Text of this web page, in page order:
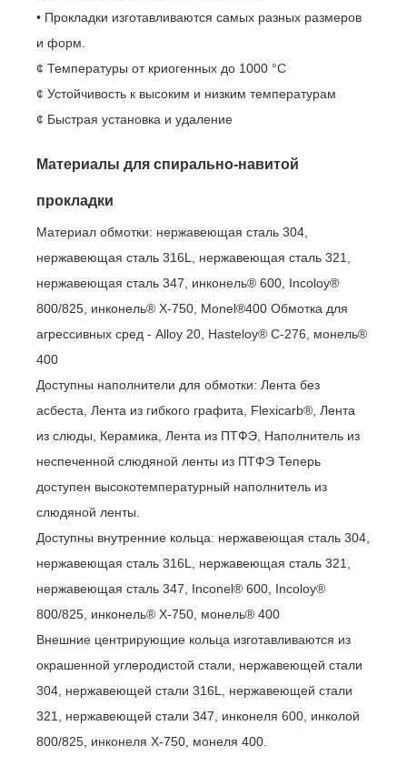
• Прокладки изготавливаются самых разных размеров
и форм.
¢ Температуры от криогенных до 1000 °C
¢ Устойчивость к высоким и низким температурам
¢ Быстрая установка и удаление
Материалы для спирально-навитой
прокладки
Материал обмотки: нержавеющая сталь 304,
нержавеющая сталь 316L, нержавеющая сталь 321,
нержавеющая сталь 347, инконель® 600, Incoloy®
800/825, инконель® X-750, Monel®400 Обмотка для
агрессивных сред - Alloy 20, Hasteloy® C-276, монель®
400
Доступны наполнители для обмотки: Лента без
асбеста, Лента из гибкого графита, Flexicarb®, Лента
из слюды, Керамика, Лента из ПТФЭ, Наполнитель из
неспеченной слюдяной ленты из ПТФЭ Теперь
доступен высокотемпературный наполнитель из
слюдяной ленты.
Доступны внутренние кольца: нержавеющая сталь 304,
нержавеющая сталь 316L, нержавеющая сталь 321,
нержавеющая сталь 347, Inconel® 600, Incoloy®
800/825, инконель® X-750, монель® 400
Внешние центрирующие кольца изготавливаются из
окрашенной углеродистой стали, нержавеющей стали
304, нержавеющей стали 316L, нержавеющей стали
321, нержавеющей стали 347, инконеля 600, инколой
800/825, инконеля X-750, монеля 400.